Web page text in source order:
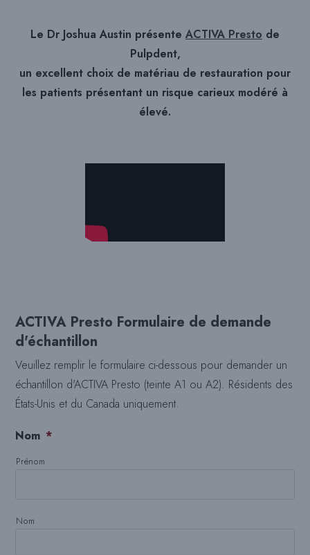
Le Dr Joshua Austin présente ACTIVA Presto de
Pulpdent,
un excellent choix de matériau de restauration pour
les patients présentant un risque carieux modéré à
élevé.
ACTIVA Presto Formulaire de demande
d'échantillon
Veuillez remplir le formulaire ci-dessous pour demander un
échantillon d'ACTIVA Presto (teinte A1 ou A2). Résidents des
États-Unis et du Canada uniquement.
Nom *
Prénom
Nom